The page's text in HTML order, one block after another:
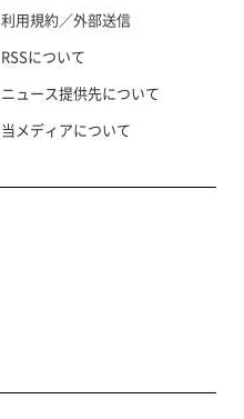
利用規約／外部送信
RSSについて
ニュース提供先について
当メディアについて